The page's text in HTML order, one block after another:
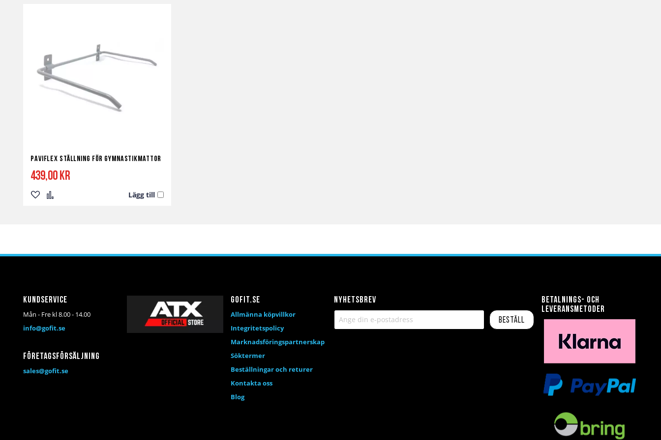
Paviflex Ställning för Gymnastikmattor
439,00 kr
Lägg till
Lägg Lägg
Nyhetsbrev
Beställ
Kundservice
Mån - Fre kl 8.00 - 14.00
info@gofit.se
Företagsförsäljning
sales@gofit.se
Betalnings- och
leveransmetoder
Gofit.se
Allmänna köpvillkor
Integritetspolicy
Marknadsföringspartnerskap
Söktermer
Beställningar och returer
Kontakta oss
Blog